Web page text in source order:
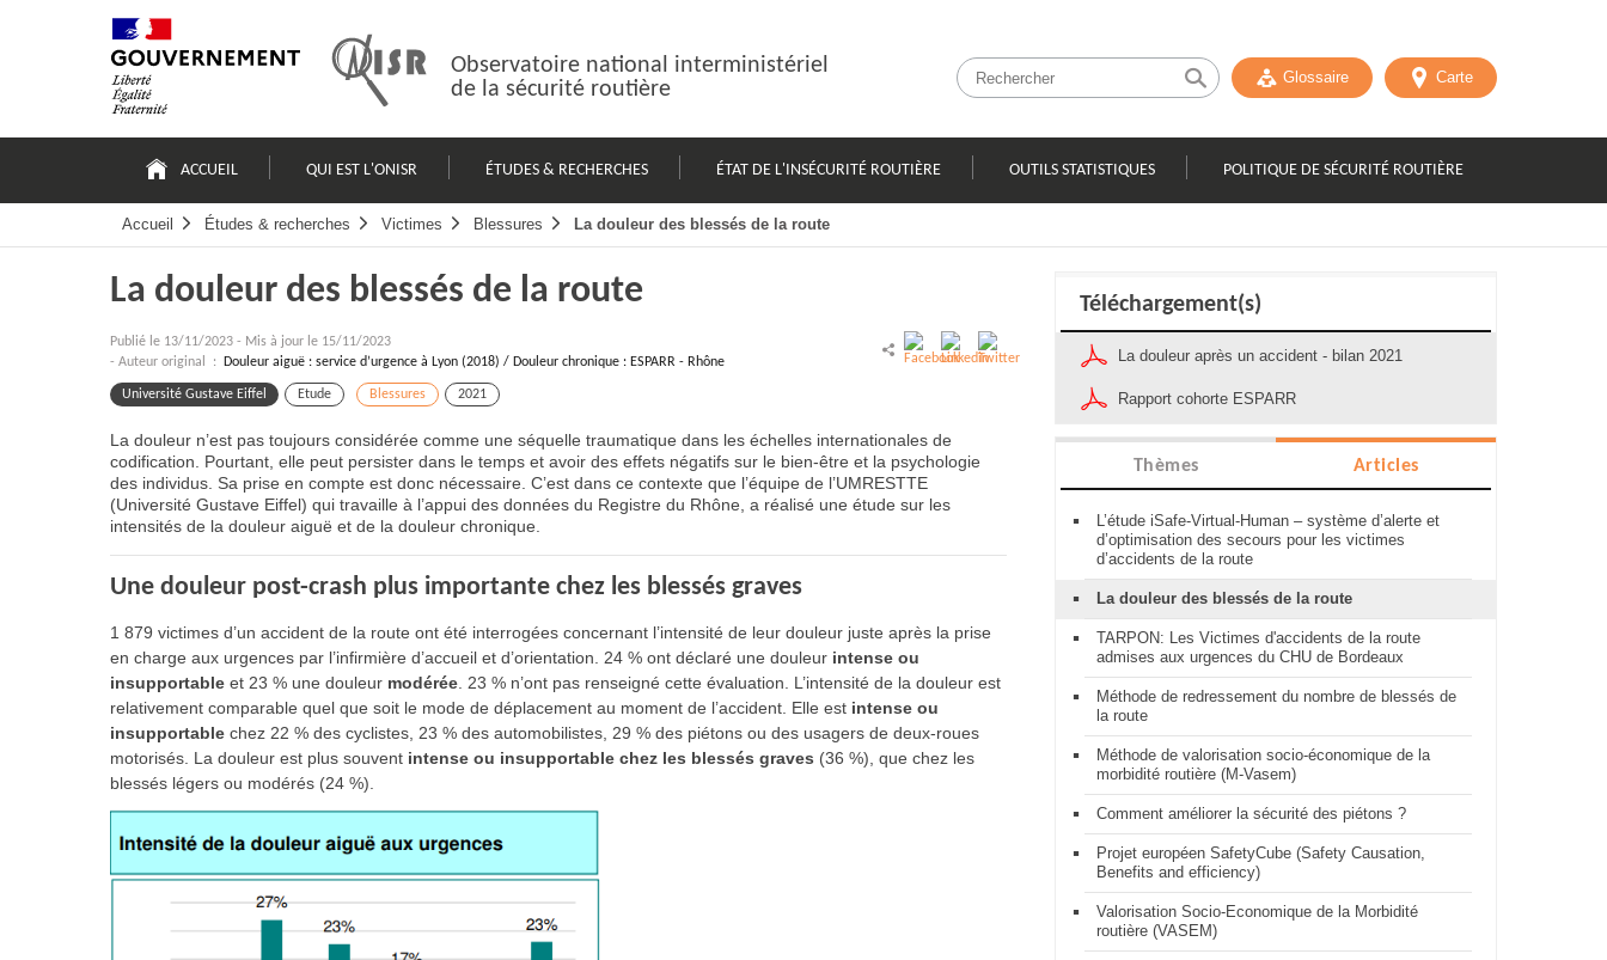
Observatoire national interministériel
de la sécurité routière
Glossaire Carte
principale
ACCUEIL QUI EST L'ONISR ÉTUDES & RECHERCHES ÉTAT DE L'INSÉCURITÉ ROUTIÈRE OUTILS STATISTIQUES POLITIQUE DE SÉCURITÉ ROUTIÈRE
Accueil Études & recherches Victimes Blessures La douleur des blessés de la route
La douleur des blessés de la route
Publié le 13/11/2023 - Mis à jour le 15/11/2023
- Auteur original :
Douleur aiguë : service d’urgence à Lyon (2018) / Douleur chronique : ESPARR - Rhône
Université Gustave Eiffel Etude Blessures 2021
La douleur n’est pas toujours considérée comme une séquelle traumatique dans les échelles internationales de
codification. Pourtant, elle peut persister dans le temps et avoir des effets négatifs sur le bien-être et la psychologie
des individus. Sa prise en compte est donc nécessaire. C’est dans ce contexte que l’équipe de l’UMRESTTE
(Université Gustave Eiffel) qui travaille à l’appui des données du Registre du Rhône, a réalisé une étude sur les
intensités de la douleur aiguë et de la douleur chronique.
Une douleur post-crash plus importante chez les blessés graves
1 879 victimes d’un accident de la route ont été interrogées concernant l’intensité de leur douleur juste après la prise
en charge aux urgences par l’infirmière d’accueil et d’orientation. 24 % ont déclaré une douleur intense ou
insupportable et 23 % une douleur modérée . 23 % n’ont pas renseigné cette évaluation. L’intensité de la douleur est
relativement comparable quel que soit le mode de déplacement au moment de l’accident. Elle est intense ou
insupportable chez 22 % des cyclistes, 23 % des automobilistes, 29 % des piétons ou des usagers de deux-roues
motorisés. La douleur est plus souvent intense ou insupportable chez les blessés graves (36 %), que chez les
blessés légers ou modérés (24 %).
Téléchargement(s)
La douleur après un accident - bilan 2021
Rapport cohorte ESPARR
Thèmes Articles
L’étude iSafe-Virtual-Human – système d’alerte et
d’optimisation des secours pour les victimes
d’accidents de la route
La douleur des blessés de la route
TARPON: Les Victimes d'accidents de la route
admises aux urgences du CHU de Bordeaux
Méthode de redressement du nombre de blessés de
la route
Méthode de valorisation socio-économique de la
morbidité routière (M-Vasem)
Comment améliorer la sécurité des piétons ?
Projet européen SafetyCube (Safety Causation,
Benefits and efficiency)
Valorisation Socio-Economique de la Morbidité
routière (VASEM)